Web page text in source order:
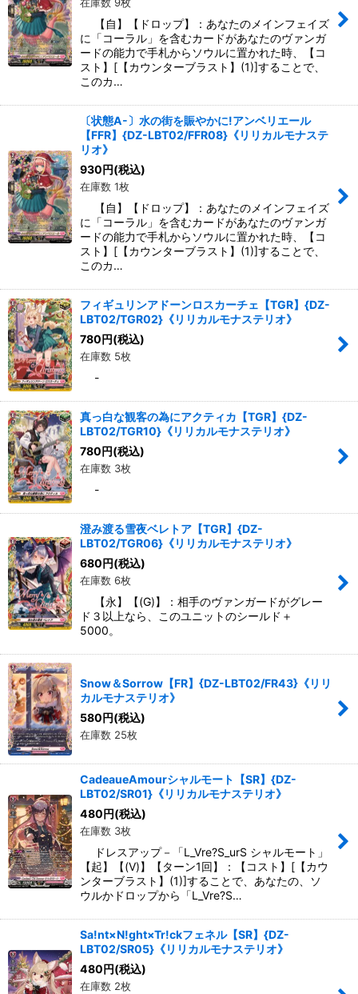
【自】【ドロップ】：あなたのメインフェイズ
に「コーラル」を含むカードがあなたのヴァンガ
ードの能力で手札からソウルに置かれた時、【コ
スト】[【カウンターブラスト】(1)]することで、
このカ…
〔状態A-〕水の街を賑やかに!アンベリエール
【FFR】{DZ-LBT02/FFR08}《リリカルモナステ
リオ》
930円(税込)
在庫数 1枚
【自】【ドロップ】：あなたのメインフェイズ
に「コーラル」を含むカードがあなたのヴァンガ
ードの能力で手札からソウルに置かれた時、【コ
スト】[【カウンターブラスト】(1)]することで、
このカ…
フィギュリンアドーンロスカーチェ【TGR】{DZ-
LBT02/TGR02}《リリカルモナステリオ》
780円(税込)
在庫数 5枚
-
真っ白な観客の為にアクティカ【TGR】{DZ-
LBT02/TGR10}《リリカルモナステリオ》
780円(税込)
在庫数 3枚
-
澄み渡る雪夜ベレトア【TGR】{DZ-
LBT02/TGR06}《リリカルモナステリオ》
680円(税込)
在庫数 6枚
【永】【(G)】：相手のヴァンガードがグレー
ド３以上なら、このユニットのシールド＋
5000。
Snow＆Sorrow【FR】{DZ-LBT02/FR43}《リリ
カルモナステリオ》
580円(税込)
在庫数 25枚
CadeaueAmourシャルモート【SR】{DZ-
LBT02/SR01}《リリカルモナステリオ》
480円(税込)
在庫数 3枚
ドレスアップ－「L_Vre?S_urS シャルモート」
【起】【(V)】【ターン1回】：【コスト】[【カウ
ンターブラスト】(1)]することで、あなたの、ソ
ウルかドロップから「L_Vre?S…
Sa!nt×N!ght×Tr!ckフェネル【SR】{DZ-
LBT02/SR05}《リリカルモナステリオ》
480円(税込)
在庫数 2枚